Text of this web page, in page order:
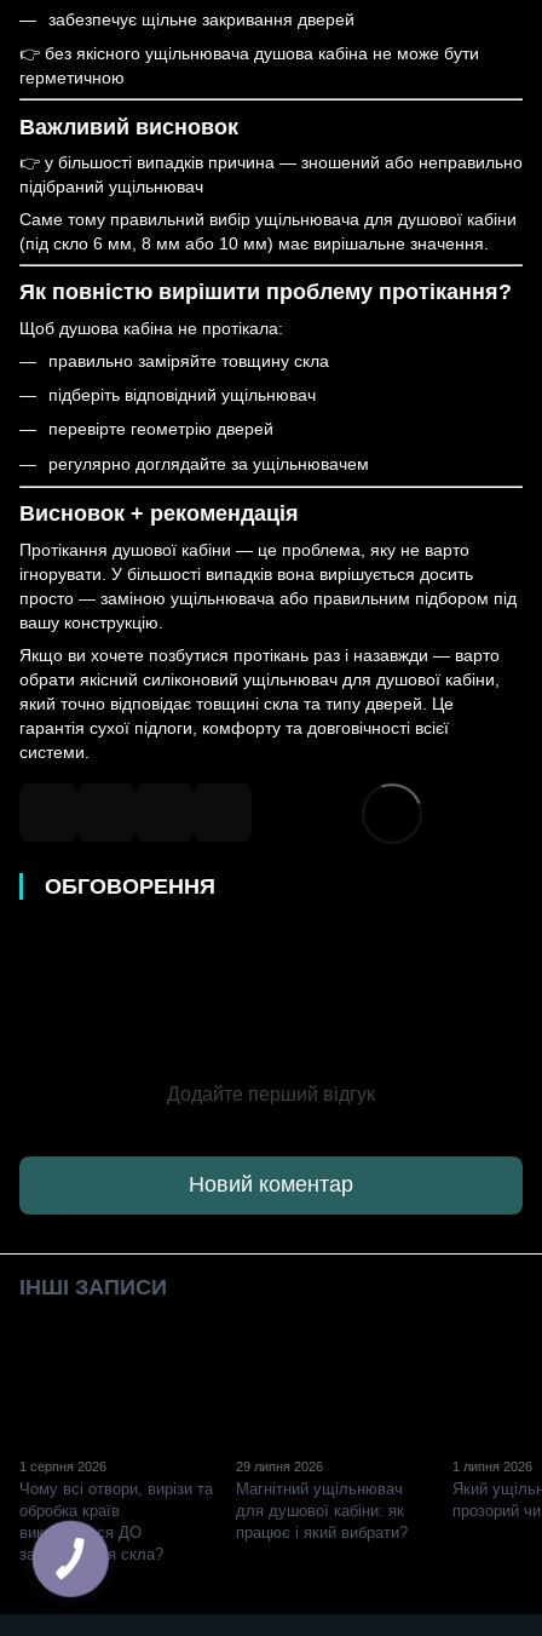
забезпечує щільне закривання дверей
👉 без якісного ущільнювача душова кабіна не може бути
герметичною
Важливий висновок
👉 у більшості випадків причина — зношений або неправильно
підібраний ущільнювач
Саме тому правильний вибір ущільнювача для душової кабіни
(під скло 6 мм, 8 мм або 10 мм) має вирішальне значення.
Як повністю вирішити проблему протікання?
Щоб душова кабіна не протікала:
правильно заміряйте товщину скла
підберіть відповідний ущільнювач
перевірте геометрію дверей
регулярно доглядайте за ущільнювачем
Висновок + рекомендація
Протікання душової кабіни — це проблема, яку не варто
ігнорувати. У більшості випадків вона вирішується досить
просто — заміною ущільнювача або правильним підбором під
вашу конструкцію.
Якщо ви хочете позбутися протікань раз і назавжди — варто
обрати якісний силіконовий ущільнювач для душової кабіни,
який точно відповідає товщині скла та типу дверей. Це
гарантія сухої підлоги, комфорту та довговічності всієї
системи.
ОБГОВОРЕННЯ
Додайте перший відгук
Новий коментар
ІНШІ ЗАПИСИ
1 серпня 2026
Чому всі отвори, вирізи та
обробка країв
виконуються ДО
загартування скла?
29 липня 2026
Магнітний ущільнювач
для душової кабіни: як
працює і який вибрати?
1 липня 2026
Який
прозорий